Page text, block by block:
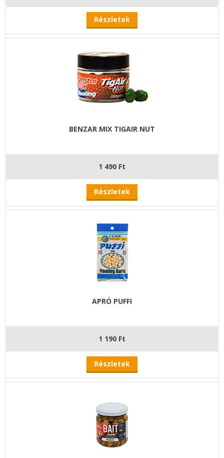
Részletek
BENZAR MIX TIGAIR NUT
1 490 Ft
Részletek
APRÓ PUFFI
1 190 Ft
Részletek